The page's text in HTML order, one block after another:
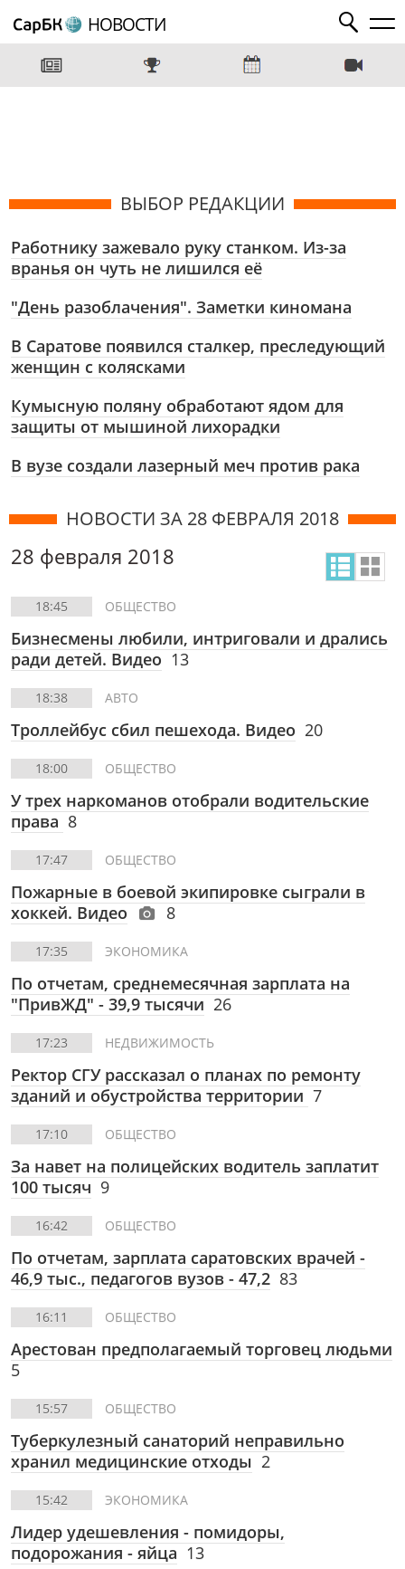
НОВОСТИ
ВЫБОР РЕДАКЦИИ
Работнику зажевало руку станком. Из-за
вранья он чуть не лишился её
"День разоблачения". Заметки киномана
В Саратове появился сталкер, преследующий
женщин с колясками
Кумысную поляну обработают ядом для
защиты от мышиной лихорадки
В вузе создали лазерный меч против рака
НОВОСТИ ЗА 28 ФЕВРАЛЯ 2018
28 февраля 2018
18:45 ОБЩЕСТВО
Бизнесмены любили, интриговали и дрались
ради детей. Видео 13
18:38 АВТО
Троллейбус сбил пешехода. Видео 20
18:00 ОБЩЕСТВО
У трех наркоманов отобрали водительские
права 8
17:47 ОБЩЕСТВО
Пожарные в боевой экипировке сыграли в
хоккей. Видео
8
17:35 ЭКОНОМИКА
По отчетам, среднемесячная зарплата на
"ПривЖД" - 39,9 тысячи 26
17:23 НЕДВИЖИМОСТЬ
Ректор СГУ рассказал о планах по ремонту
зданий и обустройства территории 7
17:10 ОБЩЕСТВО
За навет на полицейских водитель заплатит
100 тысяч 9
16:42 ОБЩЕСТВО
По отчетам, зарплата саратовских врачей -
46,9 тыс., педагогов вузов - 47,2 83
16:11 ОБЩЕСТВО
Арестован предполагаемый торговец людьми
5
15:57 ОБЩЕСТВО
Туберкулезный санаторий неправильно
хранил медицинские отходы 2
15:42 ЭКОНОМИКА
Лидер удешевления - помидоры,
подорожания - яйца 13